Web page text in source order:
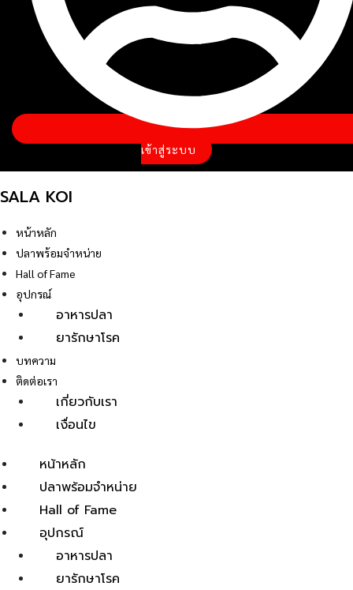
เข้าสู่ระบบ
SALA KOI
หน้าหลัก
ปลาพร้อมจำหน่าย
Hall of Fame
อุปกรณ์
อาหารปลา
ยารักษาโรค
บทความ
ติดต่อเรา
เกี่ยวกับเรา
เงื่อนไข
หน้าหลัก
ปลาพร้อมจำหน่าย
Hall of Fame
อุปกรณ์
อาหารปลา
ยารักษาโรค